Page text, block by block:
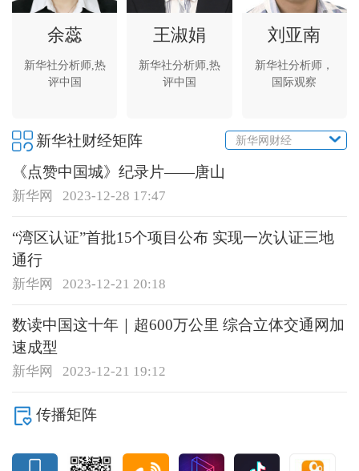
余蕊
新华社分析师,热
评中国
王淑娟
新华社分析师,热
评中国
刘亚南
新华社分析师，
国际观察
新华社财经矩阵 新华网财经
《点赞中国城》纪录片——唐山
新华网 2023-12-28 17:47
“湾区认证”首批15个项目公布 实现一次认证三地
通行
新华网 2023-12-21 20:18
数读中国这十年｜超600万公里 综合立体交通网加
速成型
新华网 2023-12-21 19:12
传播矩阵